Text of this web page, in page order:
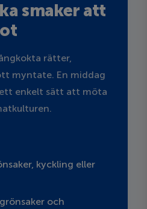
smaker att
rätter,
myntate. En middag
enkelt sätt att möta
kyckling eller
och